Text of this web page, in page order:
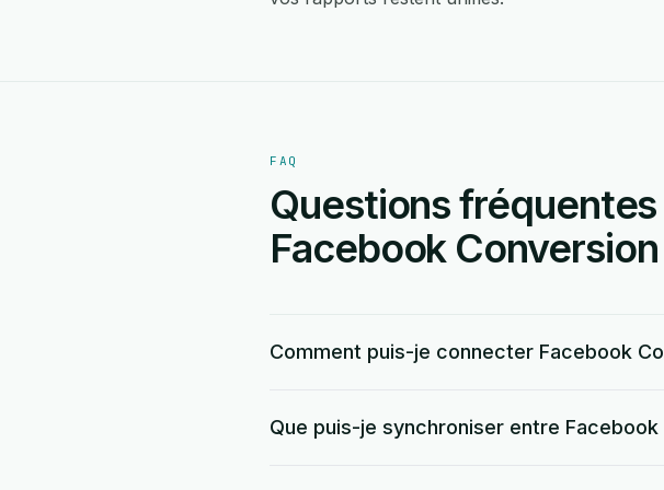
FAQ
Questions
Facebook
Comment puis-je connecter Facebook
Que puis-je synchroniser entre